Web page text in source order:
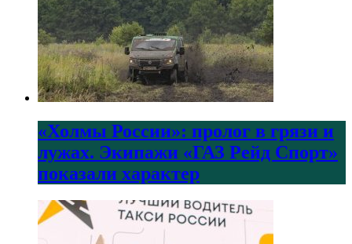
«Холмы России»: пролог в грязи и
лужах. Экипажи «ГАЗ Рейд Спорт»
показали характер